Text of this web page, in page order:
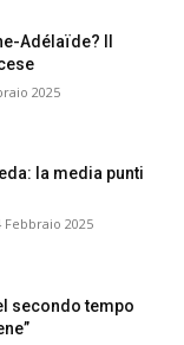
Adélaïde? Il
2025
la media punti
Febbraio 2025
secondo tempo